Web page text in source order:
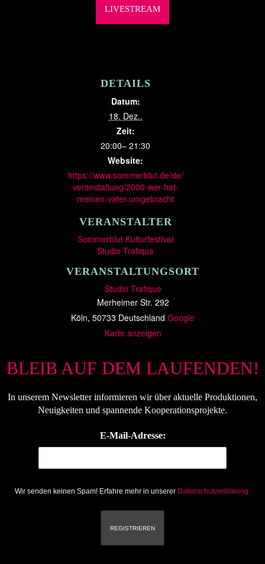
LIVESTREAM
DETAILS
Datum:
18. Dez..
Zeit:
20:00– 21:30
Website:
https://www.sommerblut.de/de/
veranstaltung/2000-wer-hat-
meinen-vater-umgebracht
VERANSTALTUNGSORT
Studio Trafique
Merheimer Str. 292
Köln, 50733 Deutschland Google
Karte anzeigen
VERANSTALTER
Sommerblut Kulturfestival
Studio Trafique
BLEIB AUF DEM LAUFENDEN!
In unserem Newsletter informieren wir über aktuelle Produktionen,
Neuigkeiten und spannende Kooperationsprojekte.
E-Mail-Adresse:
Wir senden keinen Spam! Erfahre mehr in unserer Datenschutzerklärung.